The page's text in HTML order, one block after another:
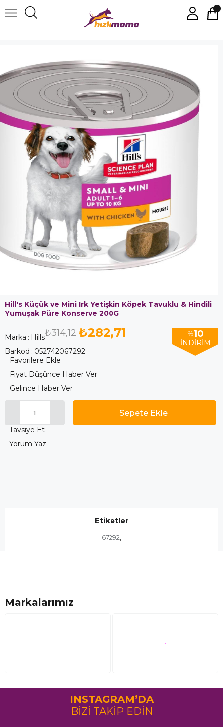
Hill's Küçük ve Mini Irk Yetişkin Köpek Tavuklu & Hindili
Yumuşak Püre Konserve 200G
Marka : Hills %10
İNDIRIM
₺314,12 ₺282,71
Barkod : 052742067292
Favorilere Ekle
Fiyat Düşünce Haber Ver
Gelince Haber Ver
Tavsiye Et
Yorum Yaz
Etiketler
67292,
Markalarımız
INSTAGRAM’DA
BİZİ TAKİP EDİN